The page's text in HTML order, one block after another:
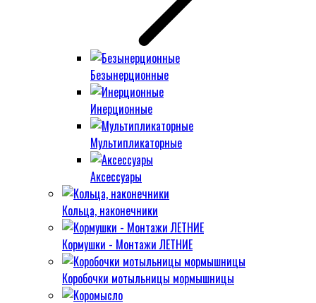
Безынерционные
Инерционные
Мультипликаторные
Аксессуары
Кольца, наконечники
Кормушки - Монтажи ЛЕТНИЕ
Коробочки мотыльницы мормышницы